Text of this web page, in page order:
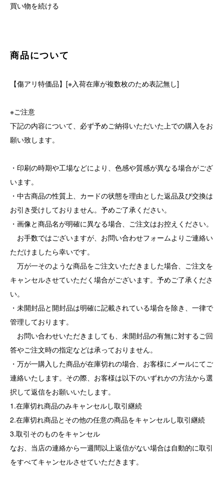
買い物を続ける
商品について
【傷アリ特価品】[※入荷在庫が複数枚のため表記無し]
※ご注意
下記の内容について、必ず予めご納得いただいた上での購入をお
願い致します。
・印刷の時期や工場などにより、色感や質感が異なる場合がござ
います。
・中古商品の性質上、カードの状態を理由とした返品及び交換は
お引き受けしておりません。予めご了承ください。
・画像と商品名が明確に異なる場合、ご注文はお控えください。
お手数ではございますが、お問い合わせフォームよりご連絡い
ただけましたら幸いです。
万が一そのような商品をご注文いただきました場合、ご注文を
キャンセルさせていただく場合がございます。予めご了承くださ
い。
・未開封品と開封品は明確に記載されている場合を除き、一律で
管理しております。
お問い合わせいただきましても、未開封品の有無に対するご回
答やご注文時の指定などは承っておりません。
・万が一購入した商品が在庫切れの場合、お客様にメールにてご
連絡いたします。その際、お客様は以下のいずれかの方法から選
択して返信をお願いいたします。
1.在庫切れ商品のみキャンセルし取引継続
2.在庫切れ商品とその他の任意の商品をキャンセルし取引継続
3.取引そのものをキャンセル
なお、当店の連絡から一週間以上返信がない場合は自動的に取引
をすべてキャンセルさせていただきます。